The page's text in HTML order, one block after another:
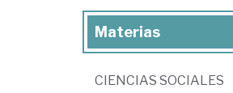
Materias
CIENCIAS SOCIALES